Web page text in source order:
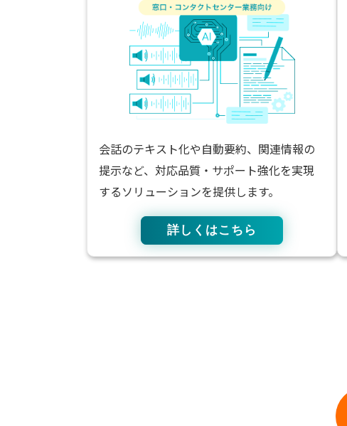
会話のテキスト化や自動要約、関連情報の
提示など、対応品質・サポート強化を実現
するソリューションを提供します。
詳しくはこちら